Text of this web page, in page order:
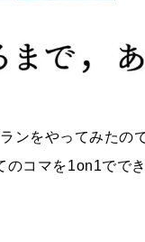
ンをやってみたの
のコマを1on1でで